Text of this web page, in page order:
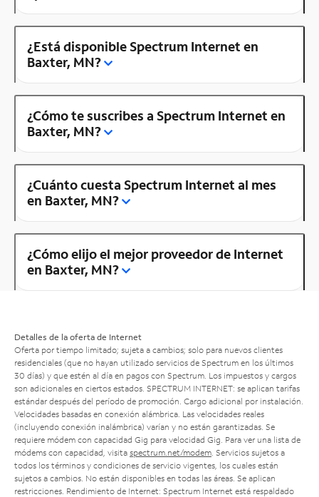
¿Está disponible Spectrum Internet en
Baxter, MN?
¿Cómo te suscribes a Spectrum Internet en
Baxter, MN?
¿Cuánto cuesta Spectrum Internet al mes
en Baxter, MN?
¿Cómo elijo el mejor proveedor de Internet
en Baxter, MN?
Detalles de la oferta de Internet
Oferta por tiempo limitado; sujeta a cambios; solo para nuevos clientes
residenciales (que no hayan utilizado servicios de Spectrum en los últimos
30 días) y que estén al día en pagos con Spectrum. Los impuestos y cargos
son adicionales en ciertos estados. SPECTRUM INTERNET: se aplican tarifas
estándar después del período de promoción. Cargo adicional por instalación.
Velocidades basadas en conexión alámbrica. Las velocidades reales
(incluyendo conexión inalámbrica) varían y no están garantizadas. Se
requiere módem con capacidad Gig para velocidad Gig. Para ver una lista de
módems con capacidad, visita spectrum.net/modem . Servicios sujetos a
todos los términos y condiciones de servicio vigentes, los cuales están
sujetos a cambios. No están disponibles en todas las áreas. Se aplican
restricciones. Rendimiento de Internet: Spectrum Internet está respaldado